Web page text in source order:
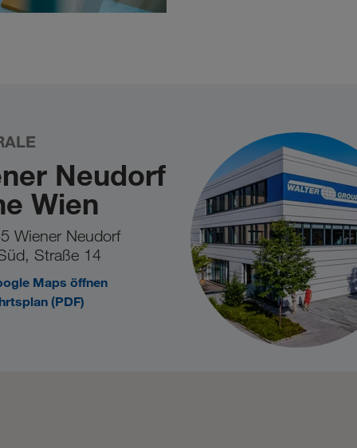
Neudorf
Wien
Wiener Neudorf
Straße 14
Maps öffnen
(PDF)